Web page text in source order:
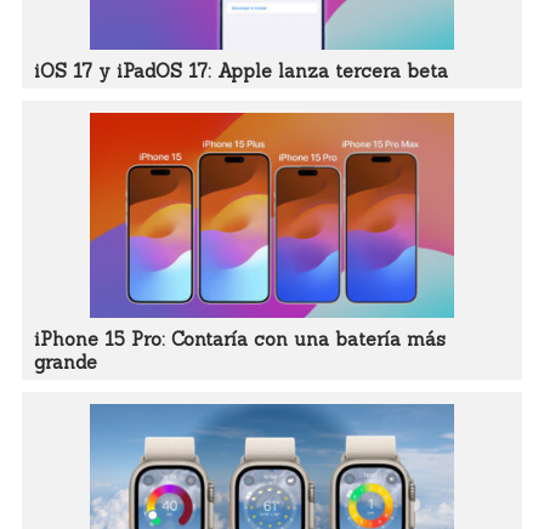
iOS 17 y iPadOS 17: Apple lanza tercera beta
iPhone 15 Pro: Contaría con una batería más
grande